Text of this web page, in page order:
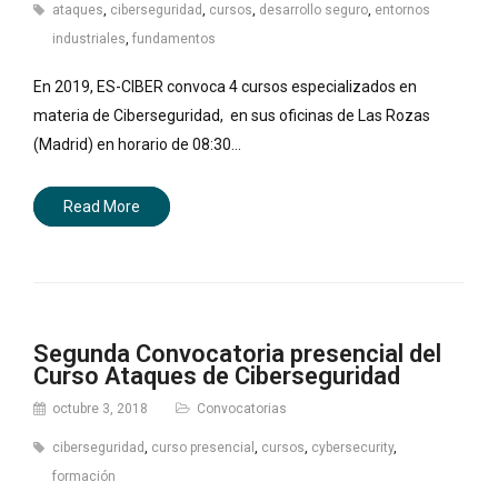
ataques ciberseguridad cursos desarrollo seguro entornos
industriales fundamentos
En 2019, ES-CIBER convoca 4 cursos especializados en
materia de Ciberseguridad, en sus oficinas de Las Rozas
(Madrid) en horario de 08:30…
Read More
Segunda Convocatoria presencial del
Curso Ataques de Ciberseguridad
octubre 3, 2018 Convocatorias
ciberseguridad curso presencial cursos cybersecurity,
formación